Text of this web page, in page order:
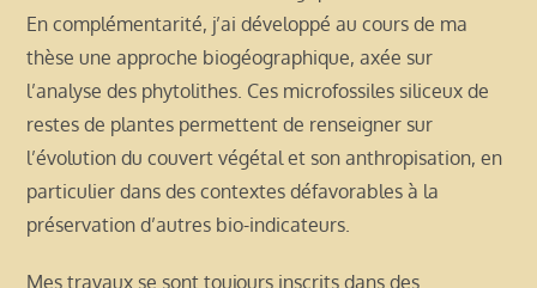
En complémentarité, j’ai développé au cours de ma
thèse une approche biogéographique, axée sur
l’analyse des phytolithes. Ces microfossiles siliceux de
restes de plantes permettent de renseigner sur
l’évolution du couvert végétal et son anthropisation, en
particulier dans des contextes défavorables à la
préservation d’autres bio-indicateurs.
Mes travaux se sont toujours inscrits dans des